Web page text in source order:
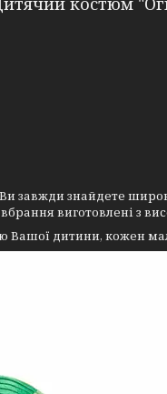
завжди знайдете
вбрання виготовлені з
Вашої дитини, кожен